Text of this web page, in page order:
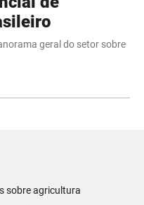
geral do setor sobre
sobre agricultura